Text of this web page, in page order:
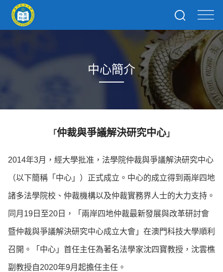
中心簡介
「仲裁與爭議解決研究中心 」
2014年3月，經大學批准，法學院仲裁與爭議解決研究中心
（以下簡稱「中心」）正式成立。中心的成立得到兩岸四地
諸多法學院校、仲裁機構以及仲裁實務界人士的大力支持。
同月19日至20日，「兩岸四地仲裁最新發展與改革研討會
暨仲裁與爭議解決研究中心成立大會」在澳門科技大學順利
召開。「中心」首任主任為著名法學家沈四寶教授，沈雲樵
副教授自2020年9月起擔任主任。